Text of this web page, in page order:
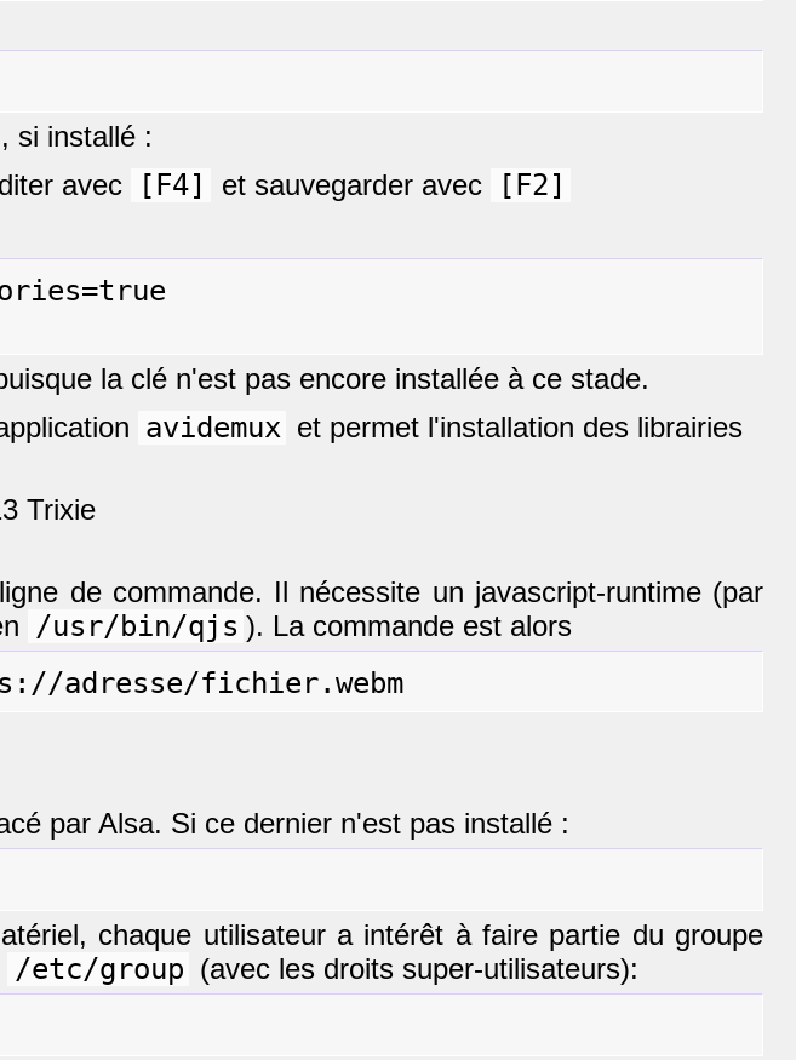
si installé :
avec [F4] et sauvegarder avec [F2]
la clé n'est pas encore installée à ce stade.
avidemux et permet l'installation des librairies
Trixie
de commande. Il nécessite un javascript-runtime (par
/usr/bin/qjs ). La commande est alors
par Alsa. Si ce dernier n'est pas installé :
chaque utilisateur a intérêt à faire partie du groupe
/etc/group (avec les droits super-utilisateurs):